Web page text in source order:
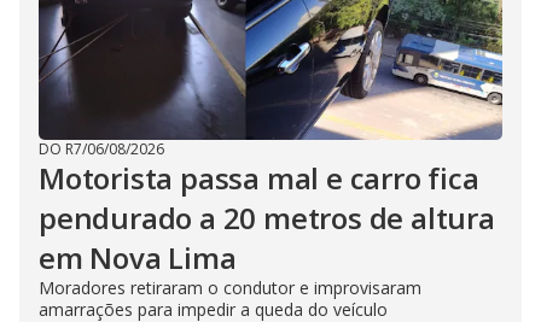
DO R7/06/08/2026
Motorista passa mal e carro fica
pendurado a 20 metros de altura
em Nova Lima
Moradores retiraram o condutor e improvisaram
amarrações para impedir a queda do veículo